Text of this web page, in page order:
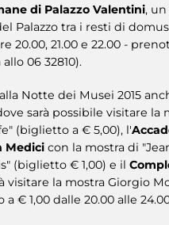
di Palazzo Valentini,
Palazzo tra i resti di
20.00, 21.00 e 22.00 -
06 32810).
Notte dei Musei 2015
sarà possibile visitare la
(biglietto a € 5,00), l'
Medici con la mostra di
(biglietto € 1,00) e il
visitare la mostra Giorgio
a € 1,00 dalle 20.00 alle